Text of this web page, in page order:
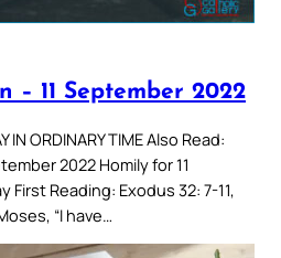
– 11 September 2022
IN ORDINARY TIME Also Read:
2022 Homily for 11
Reading: Exodus 32: 7-11,
“I have…